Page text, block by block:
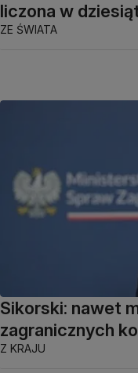
liczona w
ZE ŚWIATA
Sikorski: nawet
zagranicznych
Z KRAJU